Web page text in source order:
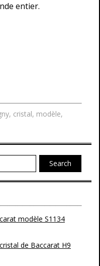
entier.
, cristal, modèle,
Search
modèle S1134
de Baccarat H9